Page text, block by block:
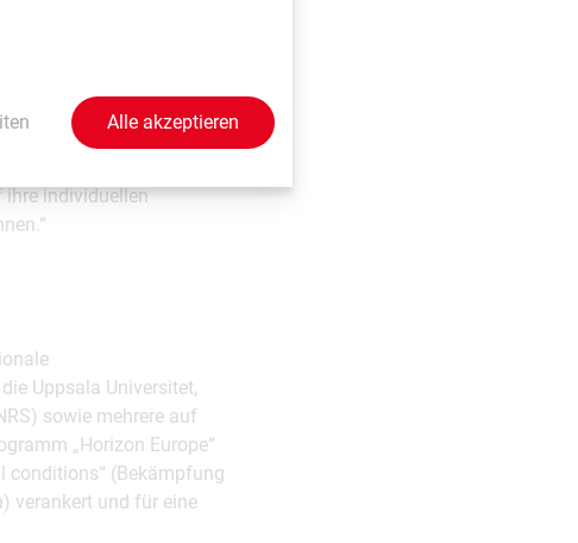
Wirkstoffe mithilfe
erfassen und in
ihre individuellen
Uppsala Universitet,
sowie mehrere auf
„Horizon Europe“
conditions“ (Bekämpfung
verankert und für eine
Alle akzeptieren